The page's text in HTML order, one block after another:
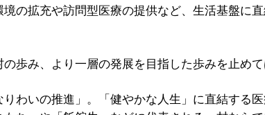
の拡充や訪問型医療の提供など、生活基盤に
歩み、より一層の発展を目指した歩みを止めて
わいの推進」。「健やかな人生」に直結する医